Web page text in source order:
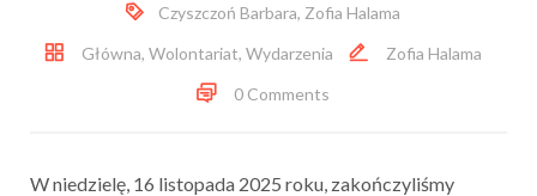
Czyszczoń Barbara, Zofia Halama
Główna, Wolontariat, Wydarzenia
Zofia Halama
0 Comments
W niedzielę, 16 listopada 2025 roku, zakończyliśmy